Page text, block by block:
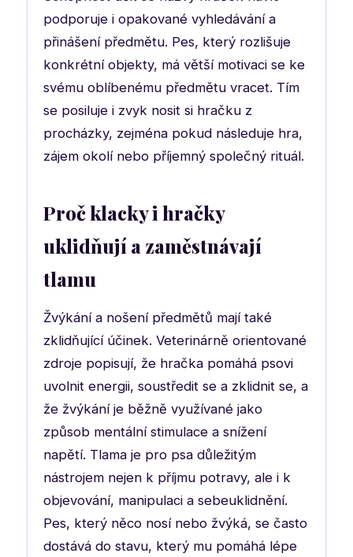
podporuje i opakované vyhledávání a
přinášení předmětu. Pes, který rozlišuje
konkrétní objekty, má větší motivaci se ke
svému oblíbenému předmětu vracet. Tím
se posiluje i zvyk nosit si hračku z
procházky, zejména pokud následuje hra,
zájem okolí nebo příjemný společný rituál.
Proč klacky i hračky
uklidňují a zaměstnávají
tlamu
Žvýkání a nošení předmětů mají také
zklidňující účinek. Veterinárně orientované
zdroje popisují, že hračka pomáhá psovi
uvolnit energii, soustředit se a zklidnit se, a
že žvýkání je běžně využívané jako
způsob mentální stimulace a snížení
napětí. Tlama je pro psa důležitým
nástrojem nejen k příjmu potravy, ale i k
objevování, manipulaci a sebeuklidnění.
Pes, který něco nosí nebo žvýká, se často
dostává do stavu, který mu pomáhá lépe